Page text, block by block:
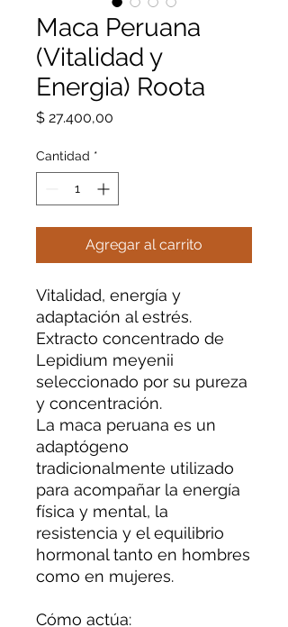
Maca Peruana
(Vitalidad y
Energia) Roota
$ 27.400,00
Cantidad *
Agregar al carrito
Vitalidad, energía y
adaptación al estrés.
Extracto concentrado de
Lepidium meyenii
seleccionado por su pureza
y concentración.
La maca peruana es un
adaptógeno
tradicionalmente utilizado
para acompañar la energía
física y mental, la
resistencia y el equilibrio
hormonal tanto en hombres
como en mujeres.
Cómo actúa: